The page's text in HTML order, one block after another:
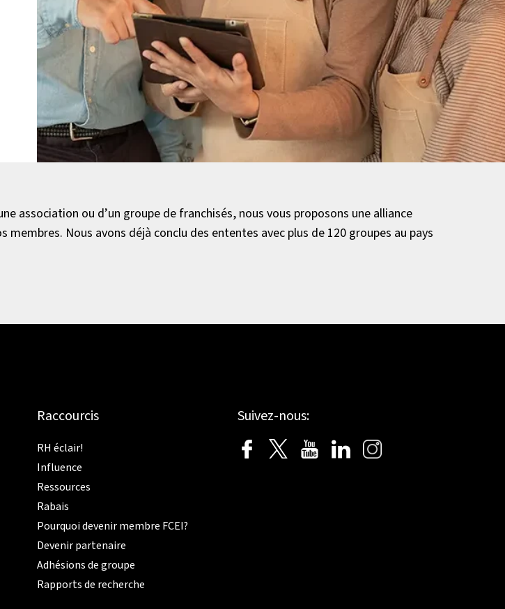
association ou d’un groupe de franchisés, nous vous proposons une alliance
Nous avons déjà conclu des ententes avec plus de 120 groupes au pays
Raccourcis
RH éclair!
Influence
Ressources
Rabais
Pourquoi devenir membre FCEI?
Devenir partenaire
Adhésions de groupe
Rapports de recherche
Suivez-nous: